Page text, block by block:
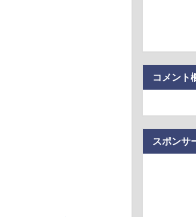
が発覚 協会カードの決済明…コメント
スポンサ